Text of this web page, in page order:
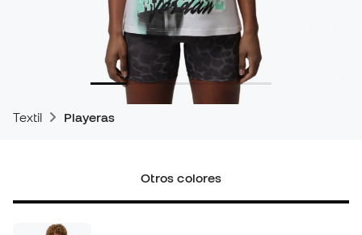
Textil Playeras
Otros colores